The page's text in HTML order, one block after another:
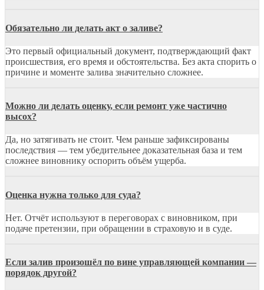
Обязательно ли делать акт о заливе?
Это первый официальный документ, подтверждающий факт
происшествия, его время и обстоятельства. Без акта спорить о
причине и моменте залива значительно сложнее.
Можно ли делать оценку, если ремонт уже частично
высох?
Да, но затягивать не стоит. Чем раньше зафиксированы
последствия — тем убедительнее доказательная база и тем
сложнее виновнику оспорить объём ущерба.
Оценка нужна только для суда?
Нет. Отчёт используют в переговорах с виновником, при
подаче претензии, при обращении в страховую и в суде.
Если залив произошёл по вине управляющей компании —
порядок другой?